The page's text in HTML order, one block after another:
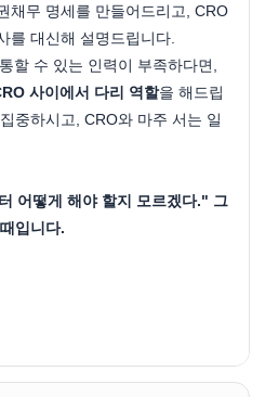
채무 명세를 만들어드리고, CRO
를 대신해 설명드립니다.
사이에서 다리 역할을 해드립
중하시고, CRO와 마주 서는 일
어떻게 해야 할지 모르겠다." 그
입니다.